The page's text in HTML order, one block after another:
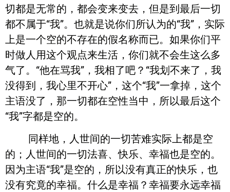
切都是无常的，都会变来变去，但是到最后一切
都不属于“我”。也就是说你们所认为的“我”，实际
上是一个空的不存在的假名称而已。如果你们平
时做人用这个观点来生活，你们就不会生这么多
气了。“他在骂我”，我相了吧？“我划不来了，我
没得到，我心里不开心”，这个“我”一拿掉，这个
主语没了，那一切都在空性当中，所以最后这个
“我”字都是空的。
同样地，人世间的一切苦难实际上都是空
的；人世间的一切法喜、快乐、幸福也是空的。
因为主语“我”是空的，所以没有真正的快乐，也
没有究竟的幸福。什么是幸福？幸福要永远幸福